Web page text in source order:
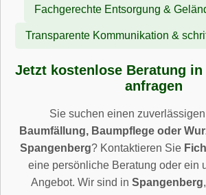
Fachgerechte Entsorgung &
Transparente Kommunikation &
Jetzt kostenlose Beratung in
anfragen
Sie suchen einen
Baumfällung, Baumpflege oder
Spangenberg? Kontaktieren Sie
eine persönliche Beratung oder ein
Angebot. Wir sind in Spangenberg,